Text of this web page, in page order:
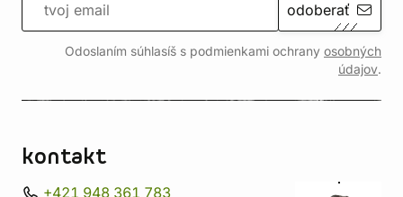
odoberať
Odoslaním súhlasíš s podmienkami ochrany osobných
údajov.
kontakt
+421 948 361 783